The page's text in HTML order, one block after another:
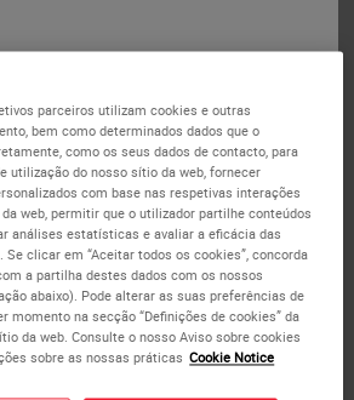
Sim ou Não
contraste
EA-50
verde claro, à base de álcool,usado
de citologia paracoloração
parceiros utilizam cookies e outras
bem como determinados dados que o
como os seus dados de contacto, para
utilização do nosso sítio da web, fornecer
com base nas respetivas interações
web, permitir que o utilizador partilhe conteúdos
análises estatísticas e avaliar a eficácia das
clicar em “Aceitar todos os cookies”, concorda
a partilha destes dados com os nossos
abaixo). Pode alterar as suas preferências de
momento na secção “Definições de cookies” da
da web. Consulte o nosso Aviso sobre cookies
sobre as nossas práticas Cookie Notice